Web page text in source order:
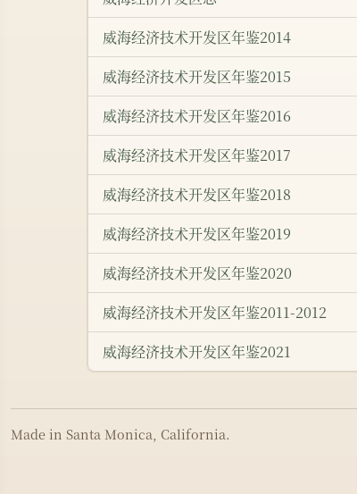
威海经济技术开发区年鉴2014
威海经济技术开发区年鉴2015
威海经济技术开发区年鉴2016
威海经济技术开发区年鉴2017
威海经济技术开发区年鉴2018
威海经济技术开发区年鉴2019
威海经济技术开发区年鉴2020
威海经济技术开发区年鉴2011-2012
威海经济技术开发区年鉴2021
Made in Santa Monica, California.